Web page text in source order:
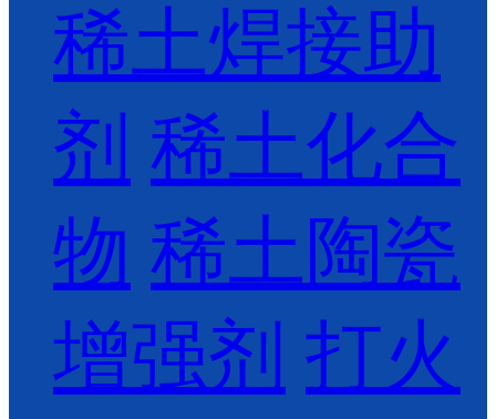
稀土焊接助
剂 稀土化合
物 稀土陶瓷
增强剂 打火